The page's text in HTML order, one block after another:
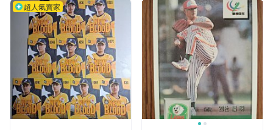
超人氣賣家